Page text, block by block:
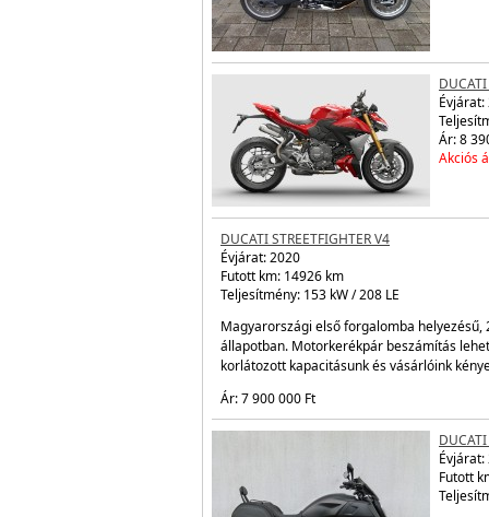
DUCATI
Évjárat:
Ár: 8
Akciós
DUCATI STREETFIGHTER V4
Évjárat:2020
Futott km: 14926 km
Teljesítmény: 153 kW / 208 LE
Magyarországi első forgalomba
állapotban. Motorkerékpár beszámítás
korlátozott kapacitásunk és vásárlóink
Ár: 7 900 000 Ft
Évjárat:
Futott